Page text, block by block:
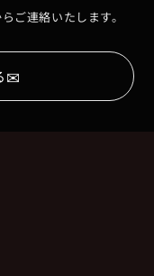
ご連絡いたします。
✉